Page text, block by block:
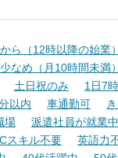
ら（12時以降の始業）
なめ（月10時間未満）
土日祝のみ 1日7
以内 車通勤可
場 派遣社員が就業中
スキル不要 英語力